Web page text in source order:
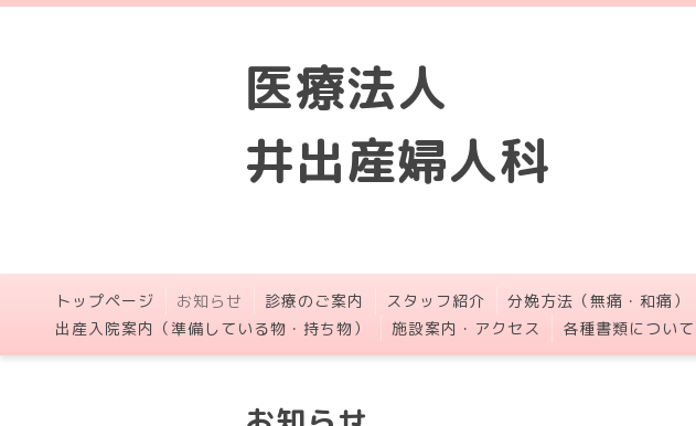
医療法人
井出産婦人科
トップページ お知らせ 診療のご案内 スタッフ紹介 分娩方法（無痛・和痛）
出産入院案内（準備している物・持ち物）
施設案内・アクセス 各種書類について